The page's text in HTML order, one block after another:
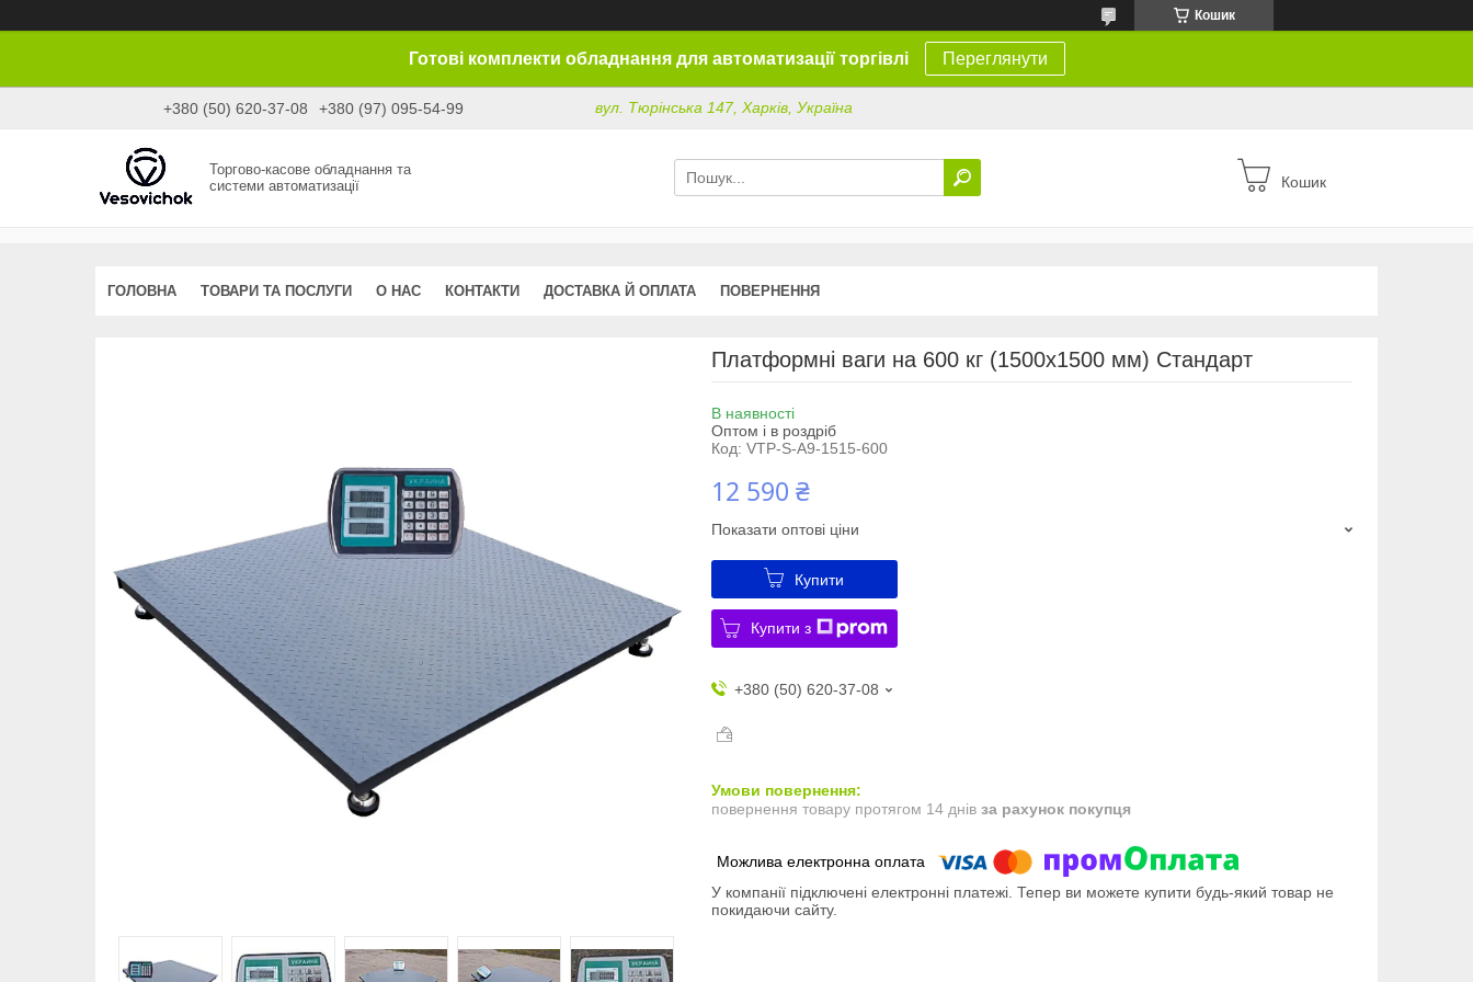
Кошик
Готові комплекти обладнання для автоматизації торгівлі Переглянути
+380 (50) 620-37-08 +380 (97) 095-54-99 вул. Тюрінська 147, Харків, Україна
Торгово-касове обладнання та
системи автоматизації
Кошик
ГОЛОВНА ТОВАРИ ТА ПОСЛУГИ О НАС КОНТАКТИ ДОСТАВКА Й ОПЛАТА ПОВЕРНЕННЯ
Платформні ваги на 600 кг (1500х1500 мм) Стандарт
В наявності
Оптом і в роздріб
Код: VTP-S-A9-1515-600
12 590 ₴
Показати оптові ціни
Купити
Купити з
+380 (50) 620-37-08
повернення товару протягом 14 днів за рахунок покупця
У компанії підключені електронні платежі. Тепер ви можете купити будь-який товар не
покидаючи сайту.